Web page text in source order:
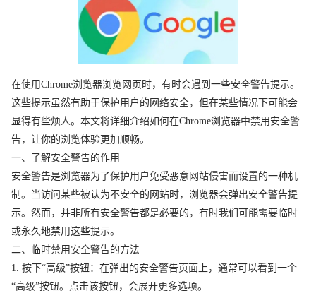
在使用Chrome浏览器浏览网页时，有时会遇到一些安全警告提示。
这些提示虽然有助于保护用户的网络安全，但在某些情况下可能会
显得有些烦人。本文将详细介绍如何在Chrome浏览器中禁用安全警
告，让你的浏览体验更加顺畅。
一、了解安全警告的作用
安全警告是浏览器为了保护用户免受恶意网站侵害而设置的一种机
制。当访问某些被认为不安全的网站时，浏览器会弹出安全警告提
示。然而，并非所有安全警告都是必要的，有时我们可能需要临时
或永久地禁用这些提示。
二、临时禁用安全警告的方法
1. 按下“高级”按钮：在弹出的安全警告页面上，通常可以看到一个
“高级”按钮。点击该按钮，会展开更多选项。